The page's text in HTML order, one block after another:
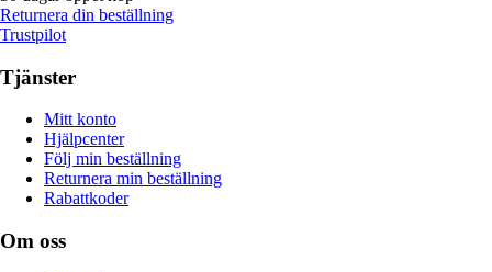
Returnera din beställning
Trustpilot
Tjänster
Mitt konto
Hjälpcenter
Följ min beställning
Returnera min beställning
Rabattkoder
Om oss